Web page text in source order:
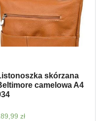
skórzana
camelowa A4
zł